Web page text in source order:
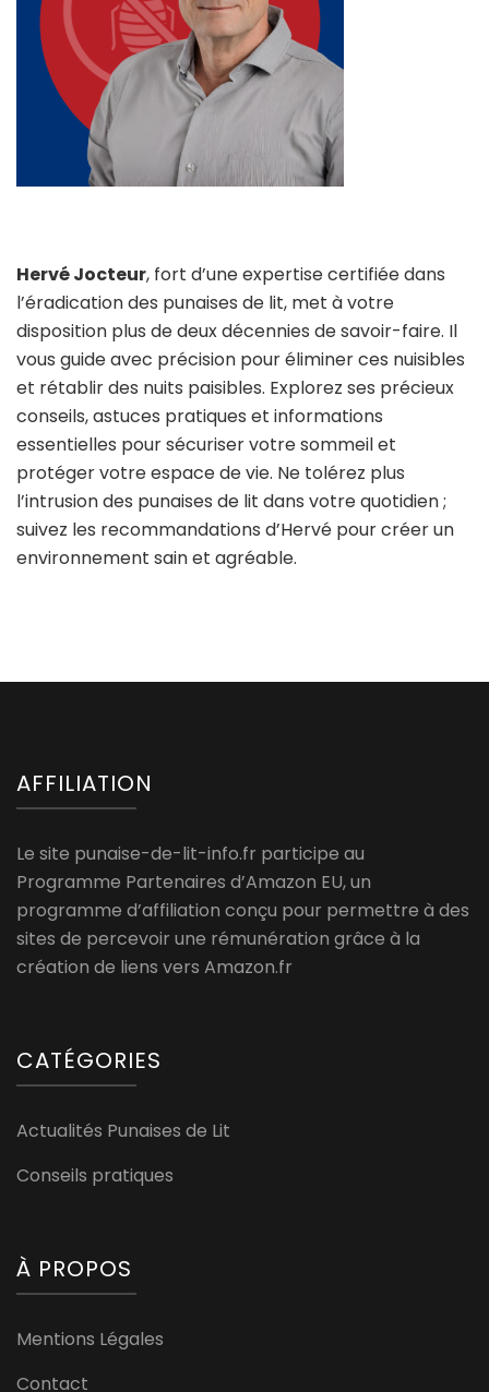
Hervé Jocteur, fort d’une expertise certifiée dans
l’éradication des punaises de lit, met à votre
disposition plus de deux décennies de savoir-faire. Il
vous guide avec précision pour éliminer ces nuisibles
et rétablir des nuits paisibles. Explorez ses précieux
conseils, astuces pratiques et informations
essentielles pour sécuriser votre sommeil et
protéger votre espace de vie. Ne tolérez plus
l’intrusion des punaises de lit dans votre quotidien ;
suivez les recommandations d’Hervé pour créer un
environnement sain et agréable.
AFFILIATION
Le site punaise-de-lit-info.fr participe au
Programme Partenaires d’Amazon EU, un
programme d’affiliation conçu pour permettre à des
sites de percevoir une rémunération grâce à la
création de liens vers Amazon.fr
CATÉGORIES
Actualités Punaises de Lit
Conseils pratiques
À PROPOS
Mentions Légales
Contact